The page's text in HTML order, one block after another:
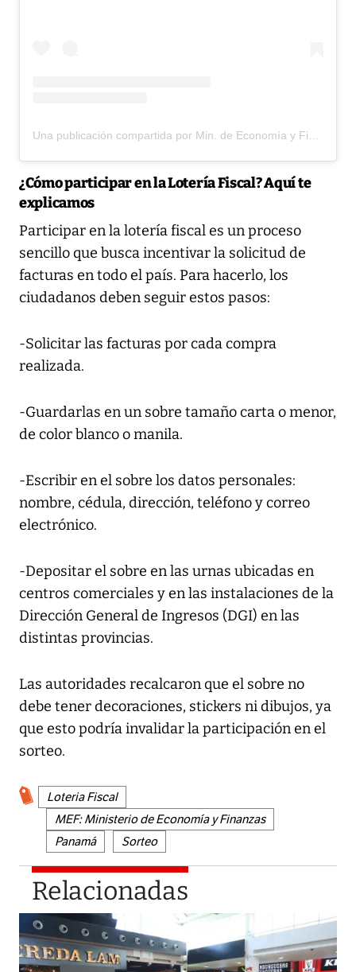
¿Cómo participar en la Lotería Fiscal? Aquí te
explicamos
Participar en la lotería fiscal es un proceso
sencillo que busca incentivar la solicitud de
facturas en todo el país. Para hacerlo, los
ciudadanos deben seguir estos pasos:
-Solicitar las facturas por cada compra
realizada.
-Guardarlas en un sobre tamaño carta o menor,
de color blanco o manila.
-Escribir en el sobre los datos personales:
nombre, cédula, dirección, teléfono y correo
electrónico.
-Depositar el sobre en las urnas ubicadas en
centros comerciales y en las instalaciones de la
Dirección General de Ingresos (DGI) en las
distintas provincias.
Las autoridades recalcaron que el sobre no
debe tener decoraciones, stickers ni dibujos, ya
que esto podría invalidar la participación en el
sorteo.
Loteria Fiscal
MEF: Ministerio de Economía y Finanzas
Panamá
Sorteo
Relacionadas